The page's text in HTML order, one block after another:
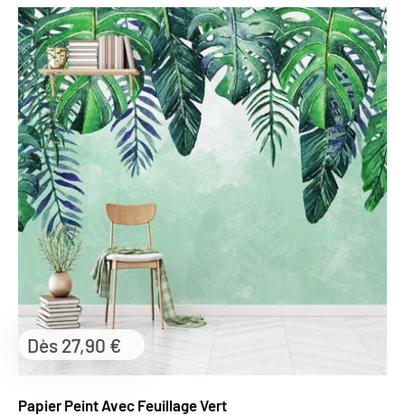
Papier Peint Avec Feuillage Vert
Prix
réduit
Dès 27,90 €